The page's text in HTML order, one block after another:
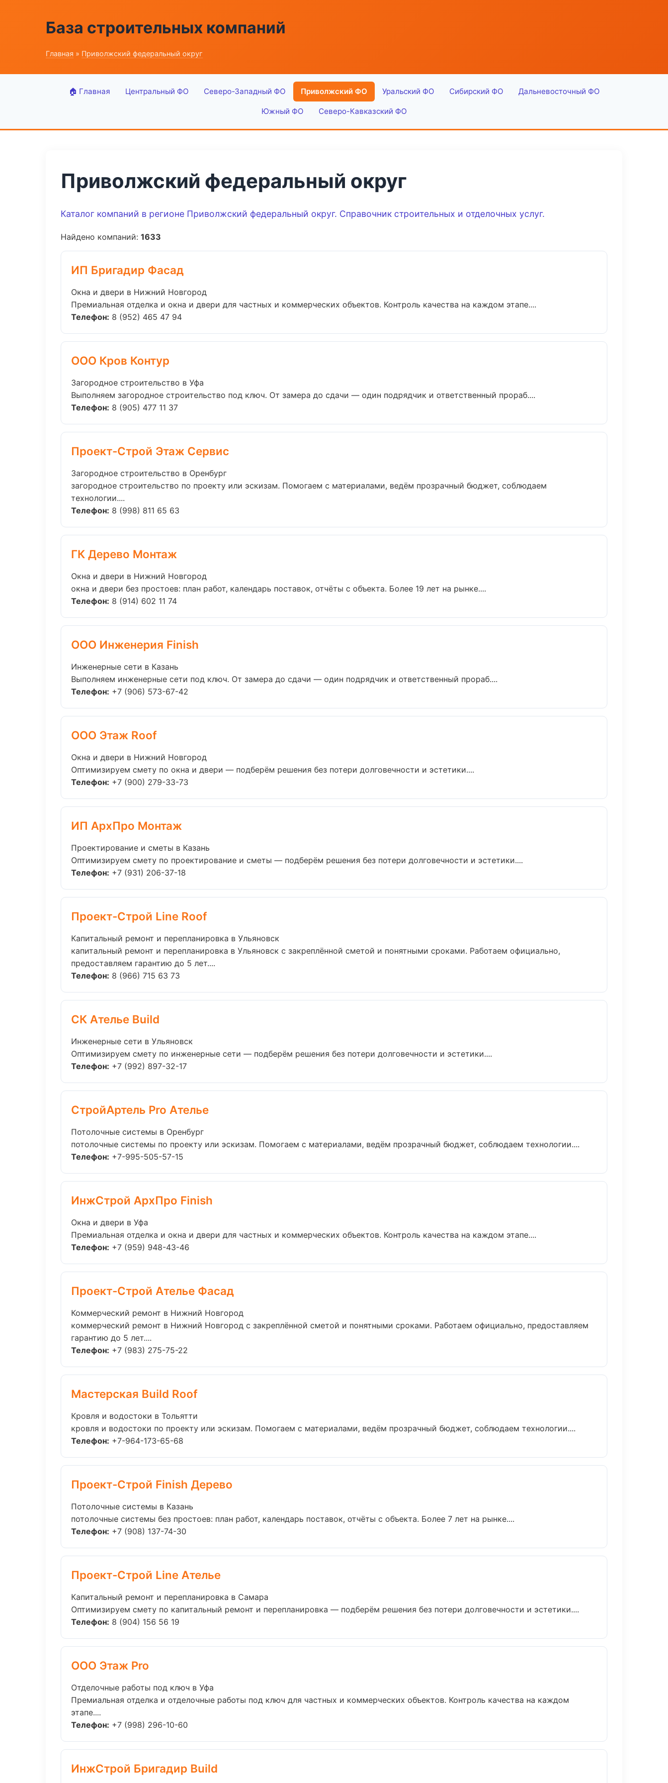
База строительных компаний
Главная » Приволжский федеральный округ
🏠 Главная Центральный ФО Северо-Западный ФО Приволжский ФО Уральский ФО Сибирский ФО Дальневосточный ФО
Южный ФО Северо-Кавказский ФО
Приволжский федеральный округ
Каталог компаний в регионе Приволжский федеральный округ. Справочник строительных и отделочных услуг.
Найдено компаний: 1633
ИП Бригадир Фасад
Окна и двери в Нижний Новгород
Премиальная отделка и окна и двери для частных и коммерческих объектов. Контроль качества на каждом этапе....
Телефон: 8 (952) 465 47 94
ООО Кров Контур
Загородное строительство в Уфа
Выполняем загородное строительство под ключ. От замера до сдачи — один подрядчик и ответственный прораб....
Телефон: 8 (905) 477 11 37
Проект-Строй Этаж Сервис
Загородное строительство в Оренбург
загородное строительство по проекту или эскизам. Помогаем с материалами, ведём прозрачный бюджет, соблюдаем
технологии....
Телефон: 8 (998) 811 65 63
ГК Дерево Монтаж
Окна и двери в Нижний Новгород
окна и двери без простоев: план работ, календарь поставок, отчёты с объекта. Более 19 лет на рынке....
Телефон: 8 (914) 602 11 74
ООО Инженерия Finish
Инженерные сети в Казань
Выполняем инженерные сети под ключ. От замера до сдачи — один подрядчик и ответственный прораб....
Телефон: +7 (906) 573-67-42
ООО Этаж Roof
Окна и двери в Нижний Новгород
Оптимизируем смету по окна и двери — подберём решения без потери долговечности и эстетики....
Телефон: +7 (900) 279-33-73
ИП АрхПро Монтаж
Проектирование и сметы в Казань
Оптимизируем смету по проектирование и сметы — подберём решения без потери долговечности и эстетики....
Телефон: +7 (931) 206-37-18
Проект-Строй Line Roof
Капитальный ремонт и перепланировка в Ульяновск
капитальный ремонт и перепланировка в Ульяновск с закреплённой сметой и понятными сроками. Работаем официально,
предоставляем гарантию до 5 лет....
Телефон: 8 (966) 715 63 73
СК Ателье Build
Инженерные сети в Ульяновск
Оптимизируем смету по инженерные сети — подберём решения без потери долговечности и эстетики....
Телефон: +7 (992) 897-32-17
СтройАртель Pro Ателье
Потолочные системы в Оренбург
потолочные системы по проекту или эскизам. Помогаем с материалами, ведём прозрачный бюджет, соблюдаем технологии....
Телефон: +7-995-505-57-15
ИнжСтрой АрхПро Finish
Окна и двери в Уфа
Премиальная отделка и окна и двери для частных и коммерческих объектов. Контроль качества на каждом этапе....
Телефон: +7 (959) 948-43-46
Проект-Строй Ателье Фасад
Коммерческий ремонт в Нижний Новгород
коммерческий ремонт в Нижний Новгород с закреплённой сметой и понятными сроками. Работаем официально, предоставляем
гарантию до 5 лет....
Телефон: +7 (983) 275-75-22
Мастерская Build Roof
Кровля и водостоки в Тольятти
кровля и водостоки по проекту или эскизам. Помогаем с материалами, ведём прозрачный бюджет, соблюдаем технологии....
Телефон: +7-964-173-65-68
Проект-Строй Finish Дерево
Потолочные системы в Казань
потолочные системы без простоев: план работ, календарь поставок, отчёты с объекта. Более 7 лет на рынке....
Телефон: +7 (908) 137-74-30
Проект-Строй Line Ателье
Капитальный ремонт и перепланировка в Самара
Оптимизируем смету по капитальный ремонт и перепланировка — подберём решения без потери долговечности и эстетики....
Телефон: 8 (904) 156 56 19
ООО Этаж Pro
Отделочные работы под ключ в Уфа
Премиальная отделка и отделочные работы под ключ для частных и коммерческих объектов. Контроль качества на каждом
этапе....
Телефон: +7 (998) 296-10-60
ИнжСтрой Бригадир Build